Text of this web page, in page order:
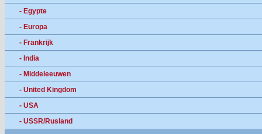
- Egypte
- Europa
- Frankrijk
- India
- Middeleeuwen
- United Kingdom
- USA
- USSR/Rusland